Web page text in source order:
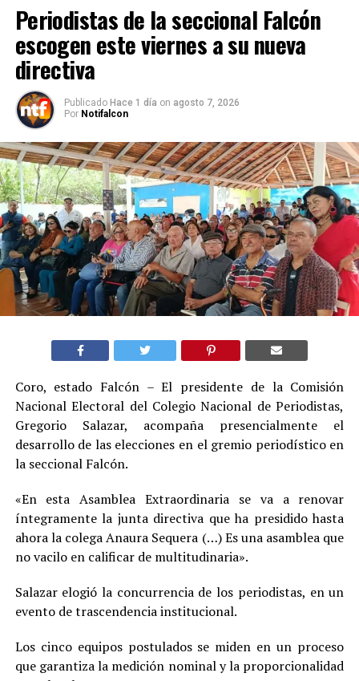
Periodistas de la seccional Falcón
escogen este viernes a su nueva
directiva
Publicado Hace 1 día on agosto 7, 2026
Por Notifalcon
Coro, estado Falcón – El presidente de la Comisión
Nacional Electoral del Colegio Nacional de Periodistas,
Gregorio Salazar, acompaña presencialmente el
desarrollo de las elecciones en el gremio periodístico en
la seccional Falcón.
«En esta Asamblea Extraordinaria se va a renovar
íntegramente la junta directiva que ha presidido hasta
ahora la colega Anaura Sequera (…) Es una asamblea que
no vacilo en calificar de multitudinaria».
Salazar elogió la concurrencia de los periodistas, en un
evento de trascendencia institucional.
Los cinco equipos postulados se miden en un proceso
que garantiza la medición nominal y la proporcionalidad